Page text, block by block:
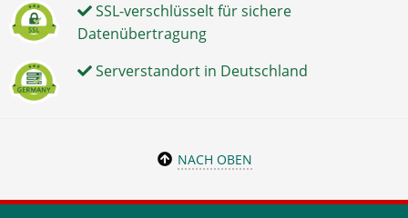
SSL-verschlüsselt für sichere
Datenübertragung
Serverstandort in Deutschland
NACH OBEN